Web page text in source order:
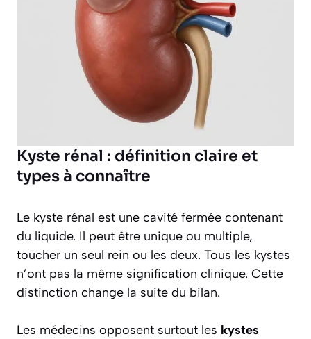
Kyste rénal : définition claire et
types à connaître
Le kyste rénal est une cavité fermée contenant
du liquide. Il peut être unique ou multiple,
toucher un seul rein ou les deux. Tous les kystes
n’ont pas la même signification clinique. Cette
distinction change la suite du bilan.
Les médecins opposent surtout les kystes